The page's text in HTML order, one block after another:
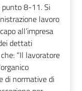
punto 8-11. Si
lavoro
all’impresa
dettati
“Il lavoratore
di normative di